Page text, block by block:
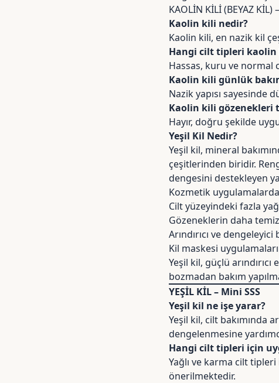
KAOLİN KİLİ (BEYAZ KİL)
Kaolin kili nedir?
Kaolin kili, en nazik kil
Hangi cilt tipleri
Hassas, kuru ve normal
Kaolin kili günlük
Nazik yapısı sayesinde
Kaolin kili gözenekleri
Hayır, doğru şekilde
Yeşil Kil Nedir?
Yeşil kil, mineral
çeşitlerinden biridir.
dengesini destekleyen
Kozmetik
Cilt yüzeyindeki fazla
Gözeneklerin daha
Arındırıcı ve
Kil maskesi
Yeşil kil, güçlü
bozmadan bakım
YEŞİL KİL – Mini SSS
Yeşil kil ne işe yarar?
Yeşil kil, cilt bakımında
dengelenmesine
Hangi cilt tipleri için
Yağlı ve karma cilt
önerilmektedir.